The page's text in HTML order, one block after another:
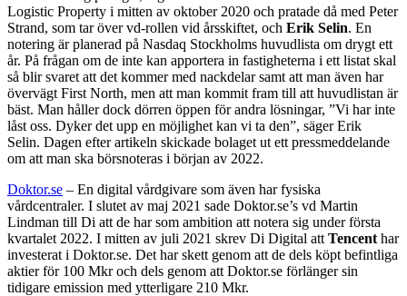
Logistic Property i mitten av oktober 2020 och pratade då med Peter
Strand, som tar över vd-rollen vid årsskiftet, och Erik Selin. En
notering är planerad på Nasdaq Stockholms huvudlista om drygt ett
år. På frågan om de inte kan apportera in fastigheterna i ett listat skal
så blir svaret att det kommer med nackdelar samt att man även har
övervägt First North, men att man kommit fram till att huvudlistan är
bäst. Man håller dock dörren öppen för andra lösningar, ”Vi har inte
låst oss. Dyker det upp en möjlighet kan vi ta den”, säger Erik
Selin. Dagen efter artikeln skickade bolaget ut ett pressmeddelande
om att man ska börsnoteras i början av 2022.
Doktor.se – En digital vårdgivare som även har fysiska
vårdcentraler. I slutet av maj 2021 sade Doktor.se’s vd Martin
Lindman till Di att de har som ambition att notera sig under första
kvartalet 2022. I mitten av juli 2021 skrev Di Digital att Tencent har
investerat i Doktor.se. Det har skett genom att de dels köpt befintliga
aktier för 100 Mkr och dels genom att Doktor.se förlänger sin
tidigare emission med ytterligare 210 Mkr.